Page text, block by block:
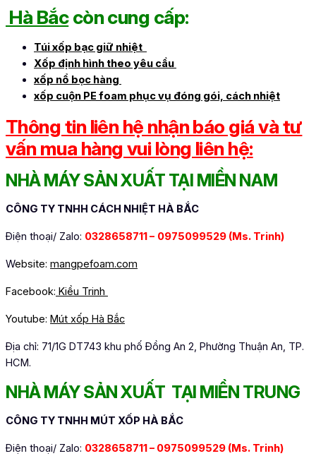
Hà Bắccòn cung cấp:
Túi xốp bạc giữ nhiệt
Xốp định hình theo yêu cầu
xốp nổ bọc hàng
xốp cuộn PE foam phục vụ đóng gói, cách nhiệt
Thông tin liên hệ nhận báo giá và tư
vấn mua hàng vui lòng liên hệ:
NHÀ MÁY SẢN XUẤT TẠI MIỀN NAM
CÔNG TY TNHH CÁCH NHIỆT HÀ BẮC
Điện thoại/ Zalo: 0328658711 – 0975099529 (Ms. Trinh)
Website: mangpefoam.com
Facebook: Kiều Trinh
Youtube: Mút xốp Hà Bắc
Địa chỉ: 71/1G DT743 khu phố Đồng An 2, Phường Thuận An, TP.
HCM.
NHÀ MÁY SẢN XUẤT TẠI MIỀN TRUNG
CÔNG TY TNHH MÚT XỐP HÀ BẮC
Điện thoại/ Zalo: 0328658711 – 0975099529 (Ms. Trinh)